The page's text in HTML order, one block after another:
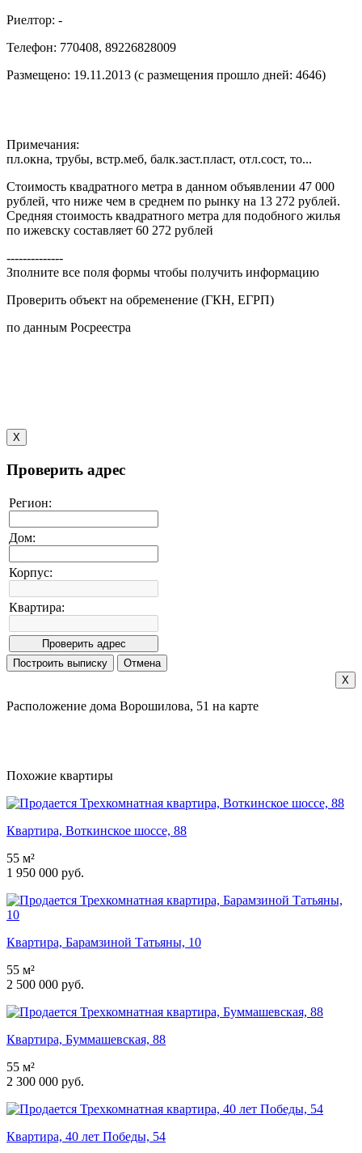
Риелтор: -
Телефон: 770408, 89226828009
Размещено: 19.11.2013 (с размещения прошло дней: 4646)
Примечания:
пл.окна, трубы, встр.меб, балк.заст.пласт, отл.сост, то...
Стоимость квадратного метра в данном объявлении 47 000
рублей, что ниже чем в среднем по рынку на 13 272 рублей.
Средняя стоимость квадратного метра для подобного жилья
по ижевску составляет 60 272 рублей
--------------
Зполните все поля формы чтобы получить информацию
Проверить объект на обременение (ГКН, ЕГРП)
по данным Росреестра
X
Проверить адрес
Регион:
Дом:
Корпус:
Квартира:
X
Расположение дома Ворошилова, 51 на карте
Похожие квартиры
Квартира, Воткинское шоссе, 88
55 м²
1 950 000 руб.
Квартира, Барамзиной Татьяны, 10
55 м²
2 500 000 руб.
Квартира, Буммашевская, 88
55 м²
2 300 000 руб.
Квартира, 40 лет Победы, 54